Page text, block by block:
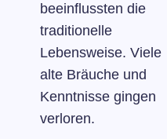
beeinflussten die
traditionelle
Lebensweise. Viele
alte Bräuche und
Kenntnisse gingen
verloren.